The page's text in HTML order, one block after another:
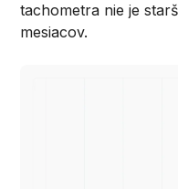
tachometra nie je
mesiacov.